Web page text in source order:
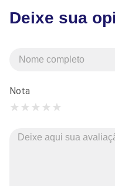
Deixe sua
Nota
★
★
★
★
★